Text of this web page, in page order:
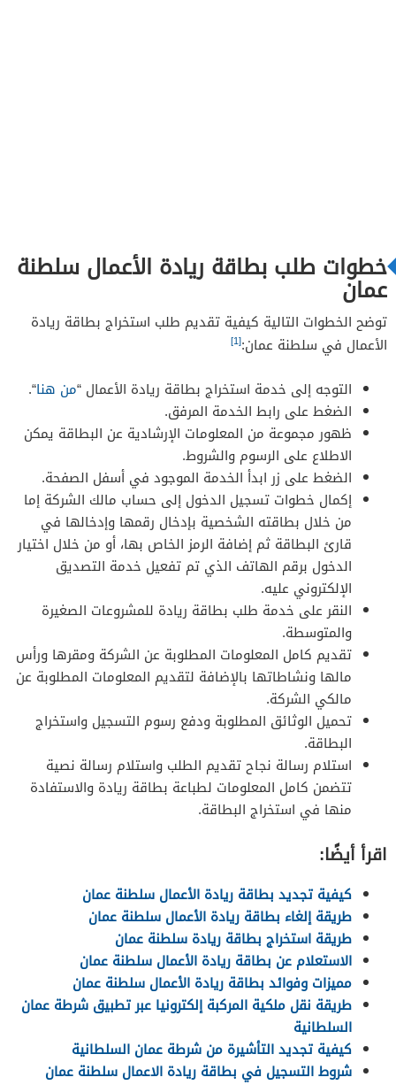
خطوات طلب بطاقة ريادة الأعمال سلطنة
عمان
توضح الخطوات التالية كيفية تقديم طلب استخراج بطاقة ريادة
الأعمال في سلطنة عمان:[1]
التوجه إلى خدمة استخراج بطاقة ريادة الأعمال “من هنا“.
الضغط على رابط الخدمة المرفق.
ظهور مجموعة من المعلومات الإرشادية عن البطاقة يمكن
الاطلاع على الرسوم والشروط.
الضغط على زر ابدأ الخدمة الموجود في أسفل الصفحة.
إكمال خطوات تسجيل الدخول إلى حساب مالك الشركة إما
من خلال بطاقته الشخصية بإدخال رقمها وإدخالها في
قارئ البطاقة ثم إضافة الرمز الخاص بها، أو من خلال اختيار
الدخول برقم الهاتف الذي تم تفعيل خدمة التصديق
الإلكتروني عليه.
النقر على خدمة طلب بطاقة ريادة للمشروعات الصغيرة
والمتوسطة.
تقديم كامل المعلومات المطلوبة عن الشركة ومقرها ورأس
مالها ونشاطاتها بالإضافة لتقديم المعلومات المطلوبة عن
مالكي الشركة.
تحميل الوثائق المطلوبة ودفع رسوم التسجيل واستخراج
البطاقة.
استلام رسالة نجاح تقديم الطلب واستلام رسالة نصية
تتضمن كامل المعلومات لطباعة بطاقة ريادة والاستفادة
منها في استخراج البطاقة.
اقرأ أيضًا:
كيفية تجديد بطاقة ريادة الأعمال سلطنة عمان
طريقة إلغاء بطاقة ريادة الأعمال سلطنة عمان
طريقة استخراج بطاقة ريادة سلطنة عمان
الاستعلام عن بطاقة ريادة الأعمال سلطنة عمان
مميزات وفوائد بطاقة ريادة الأعمال سلطنة عمان
طريقة نقل ملكية المركبة إلكترونيا عبر تطبيق شرطة عمان
السلطانية
كيفية تجديد التأشيرة من شرطة عمان السلطانية
شروط التسجيل في بطاقة ريادة الاعمال سلطنة عمان